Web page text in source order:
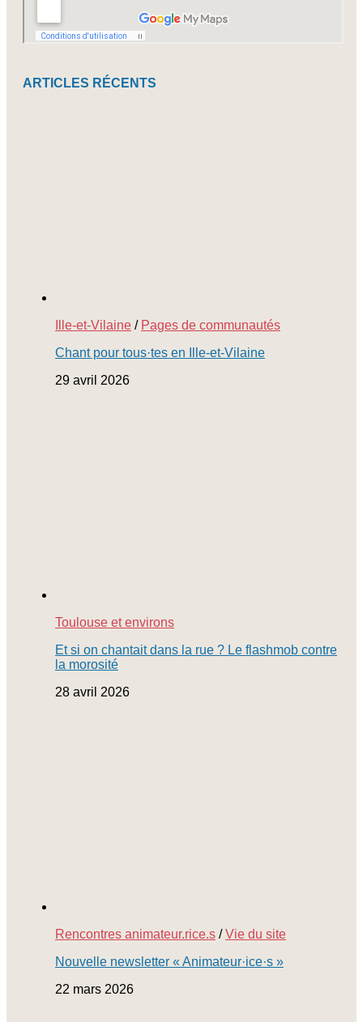
ARTICLES RÉCENTS
Ille-et-Vilaine / Pages de communautés
Chant pour tous·tes en Ille-et-Vilaine
29 avril 2026
Toulouse et environs
Et si on chantait dans la rue ? Le flashmob contre
la morosité
28 avril 2026
Rencontres animateur.rice.s /Vie du site
Nouvelle newsletter « Animateur·ice·s »
22 mars 2026